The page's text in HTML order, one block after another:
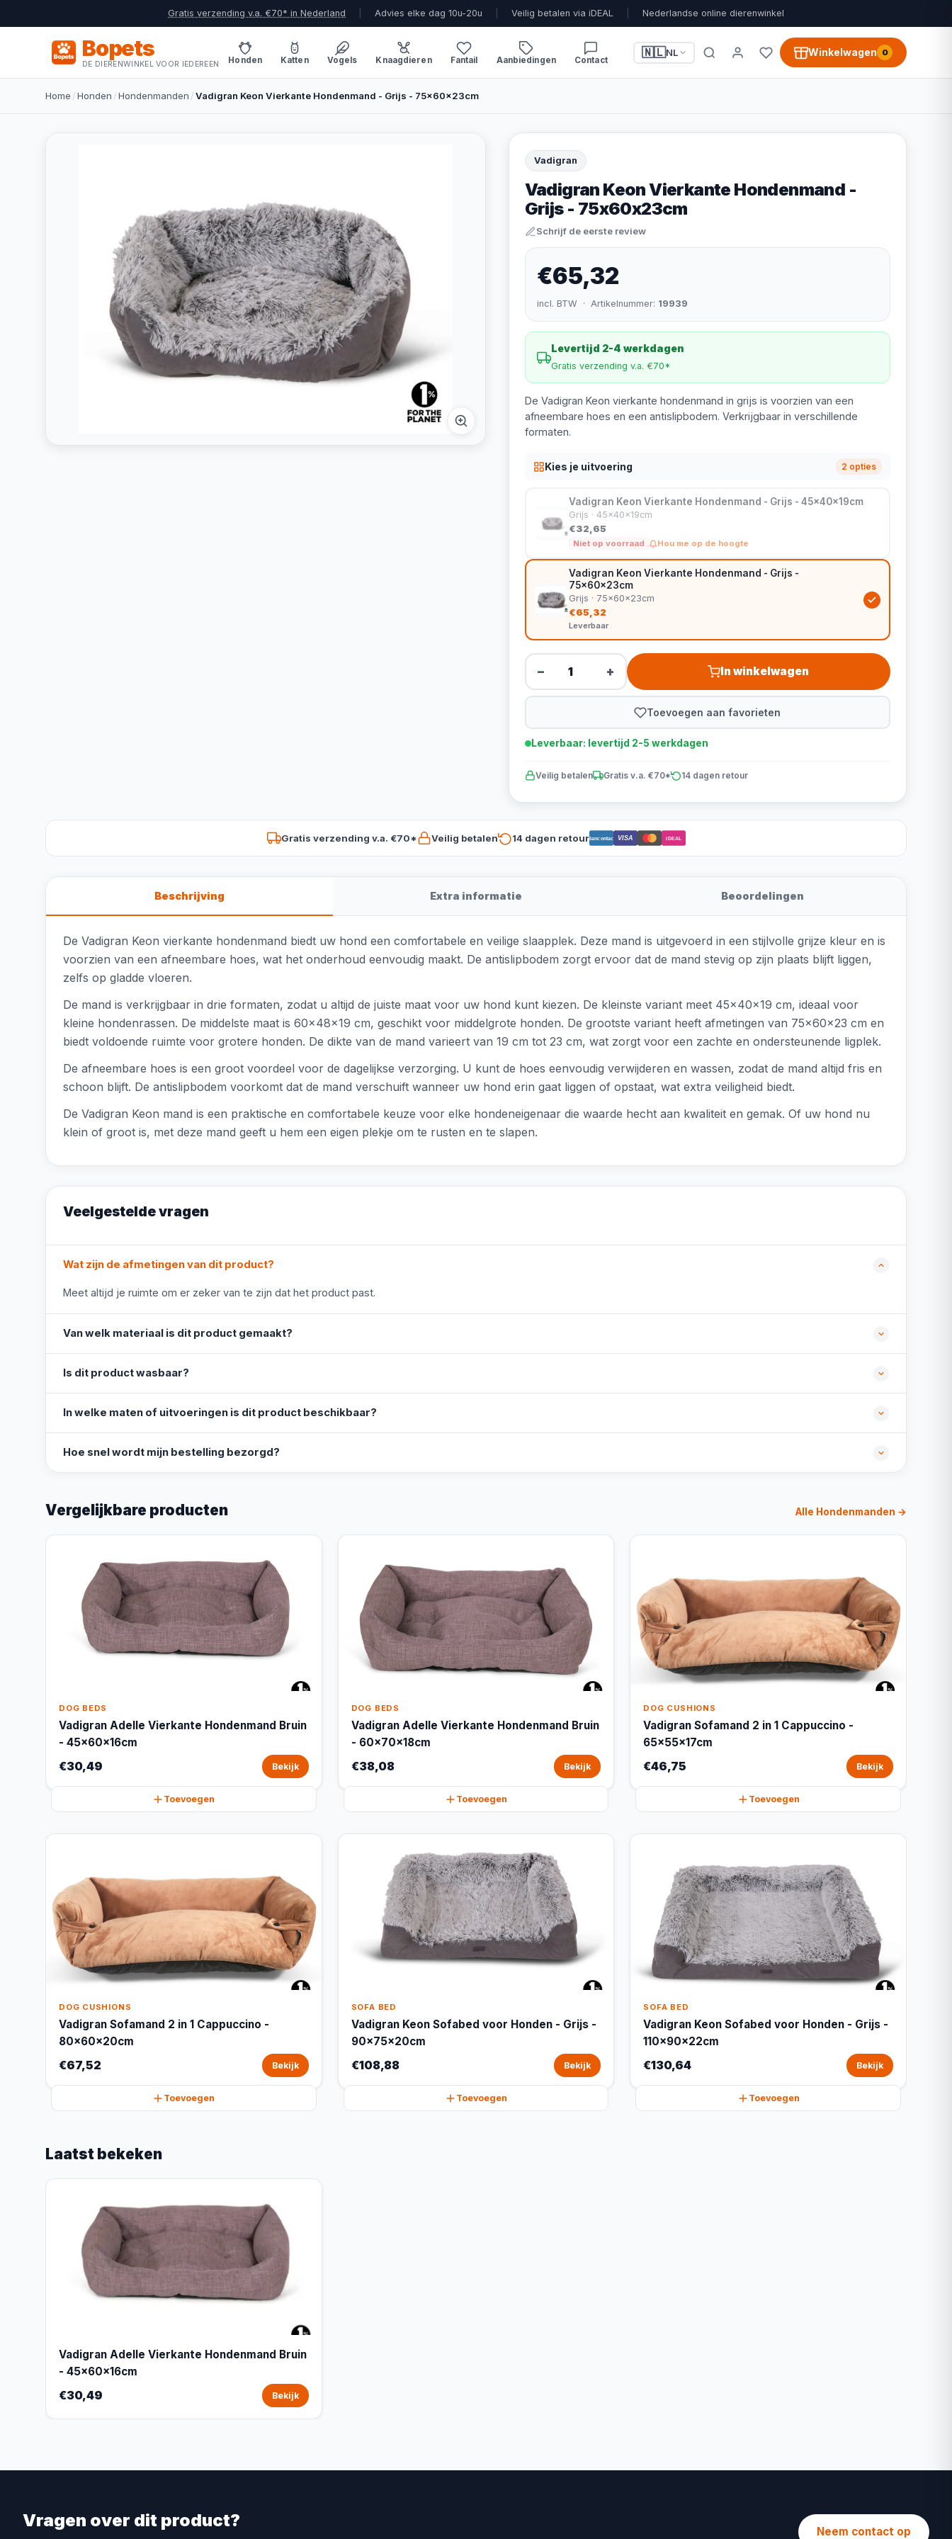
Gratis verzending v.a. €70* in Nederland Advies elke dag 10u-20u Veilig betalen via iDEAL Nederlandse online dierenwinkel
Bopets
DE DIERENWINKEL VOOR IEDEREEN Honden Katten Vogels Knaagdieren Fantail Aanbiedingen Contact
🇳🇱NL Winkelwagen 0
Home /Honden /Hondenmanden /Vadigran Keon Vierkante Hondenmand - Grijs - 75x60x23cm
Vadigran
Vadigran Keon Vierkante Hondenmand -
Grijs - 75x60x23cm
Schrijf de eerste review
€65,32
incl. BTW · Artikelnummer: 19939
Levertijd 2-4 werkdagen
Gratis verzending v.a. €70*
De Vadigran Keon vierkante hondenmand in grijs is voorzien van een
afneembare hoes en een antislipbodem. Verkrijgbaar in verschillende
formaten.
Kies je uitvoering 2 opties
Vadigran Keon Vierkante Hondenmand - Grijs - 45x40x19cm
Grijs · 45x40x19cm
€32,65
Niet op voorraad Hou me op de hoogte
Vadigran Keon Vierkante Hondenmand - Grijs -
75x60x23cm
Grijs · 75x60x23cm
€65,32
Leverbaar
− + In winkelwagen
Toevoegen aan favorieten
Leverbaar: levertijd 2-5 werkdagen
Veilig betalen Gratis v.a. €70* 14 dagen retour
Gratis verzending v.a. €70* Veilig betalen 14 dagen retourBancontact VISA iDEAL
Beschrijving Extra informatie Beoordelingen
De Vadigran Keon vierkante hondenmand biedt uw hond een comfortabele en veilige slaapplek. Deze mand is uitgevoerd in een stijlvolle grijze kleur en is
voorzien van een afneembare hoes, wat het onderhoud eenvoudig maakt. De antislipbodem zorgt ervoor dat de mand stevig op zijn plaats blijft liggen,
zelfs op gladde vloeren.
De mand is verkrijgbaar in drie formaten, zodat u altijd de juiste maat voor uw hond kunt kiezen. De kleinste variant meet 45x40x19 cm, ideaal voor
kleine hondenrassen. De middelste maat is 60x48x19 cm, geschikt voor middelgrote honden. De grootste variant heeft afmetingen van 75x60x23 cm en
biedt voldoende ruimte voor grotere honden. De dikte van de mand varieert van 19 cm tot 23 cm, wat zorgt voor een zachte en ondersteunende ligplek.
De afneembare hoes is een groot voordeel voor de dagelijkse verzorging. U kunt de hoes eenvoudig verwijderen en wassen, zodat de mand altijd fris en
schoon blijft. De antislipbodem voorkomt dat de mand verschuift wanneer uw hond erin gaat liggen of opstaat, wat extra veiligheid biedt.
De Vadigran Keon mand is een praktische en comfortabele keuze voor elke hondeneigenaar die waarde hecht aan kwaliteit en gemak. Of uw hond nu
klein of groot is, met deze mand geeft u hem een eigen plekje om te rusten en te slapen.
Veelgestelde vragen
Wat zijn de afmetingen van dit product?
Meet altijd je ruimte om er zeker van te zijn dat het product past.
Van welk materiaal is dit product gemaakt?
Is dit product wasbaar?
In welke maten of uitvoeringen is dit product beschikbaar?
Hoe snel wordt mijn bestelling bezorgd?
Vergelijkbare producten Alle Hondenmanden →
DOG BEDS
Vadigran Adelle Vierkante Hondenmand Bruin
- 45x60x16cm
€30,49 Bekijk
Toevoegen
DOG BEDS
Vadigran Adelle Vierkante Hondenmand Bruin
- 60x70x18cm
€38,08 Bekijk
Toevoegen
DOG CUSHIONS
Vadigran Sofamand 2 in 1 Cappuccino -
65x55x17cm
€46,75 Bekijk
Toevoegen
DOG CUSHIONS
Vadigran Sofamand 2 in 1 Cappuccino -
80x60x20cm
€67,52 Bekijk
Toevoegen
SOFA BED
Vadigran Keon Sofabed voor Honden - Grijs -
90x75x20cm
€108,88 Bekijk
Toevoegen
SOFA BED
Vadigran Keon Sofabed voor Honden - Grijs -
110x90x22cm
€130,64 Bekijk
Toevoegen
Laatst bekeken
Vadigran Adelle Vierkante Hondenmand Bruin
- 45x60x16cm
€30,49 Bekijk
Vragen over dit product?
Neem contact op